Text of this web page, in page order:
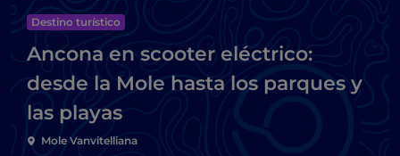
Destino turístico
Ancona en scooter eléctrico:
desde la Mole hasta los parques y
las playas
Mole Vanvitelliana